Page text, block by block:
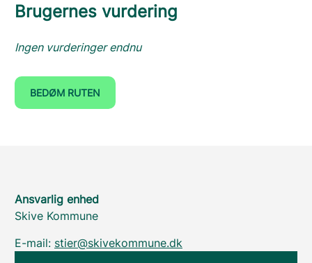
Brugernes vurdering
Ingen vurderinger endnu
BEDØM RUTEN
Ansvarlig enhed
Skive Kommune
E-mail: stier@skivekommune.dk